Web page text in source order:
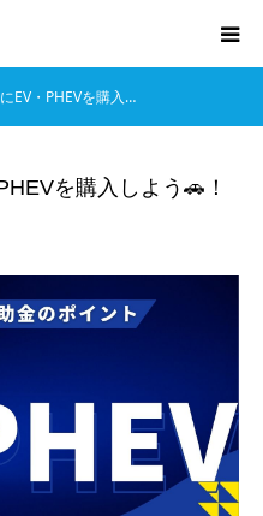
EV・PHEVを購入…
を購入しよう🚗！